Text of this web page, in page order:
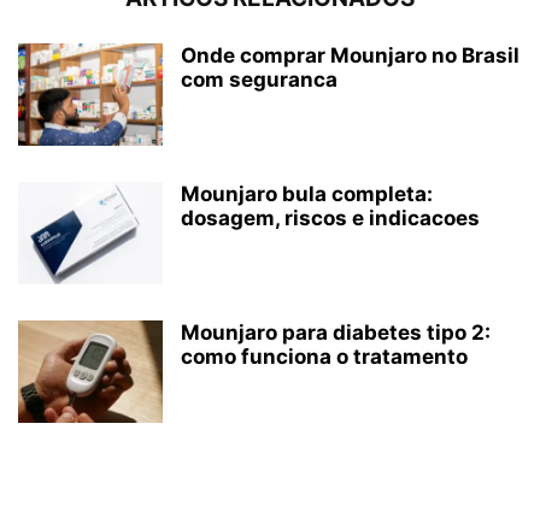
Onde comprar Mounjaro no Brasil
com seguranca
Mounjaro bula completa:
dosagem, riscos e indicacoes
Mounjaro para diabetes tipo 2:
como funciona o tratamento